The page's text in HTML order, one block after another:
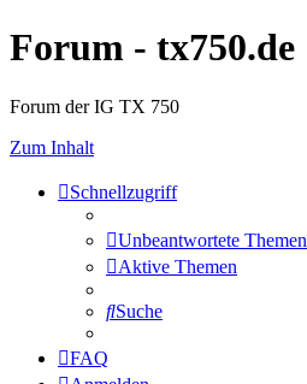
Forum - tx750.de
Forum der IG TX 750
Zum Inhalt
Schnellzugriff
Unbeantwortete Themen
Aktive Themen
Suche
FAQ